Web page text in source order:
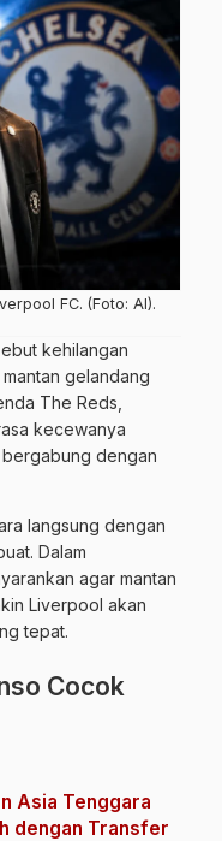
FC. (Foto: AI).
kehilangan
gelandang
The Reds,
kecewanya
dengan
langsung dengan
Dalam
agar mantan
Liverpool akan
tepat.
Cocok
Asia Tenggara
dengan Transfer